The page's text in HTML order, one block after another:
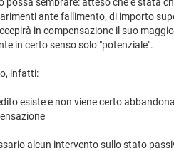
ante fallimento, di importo
in compensazione il suo
in certo senso solo "potenziale".
infatti:
esiste e non viene certo
alcun intervento sullo stato